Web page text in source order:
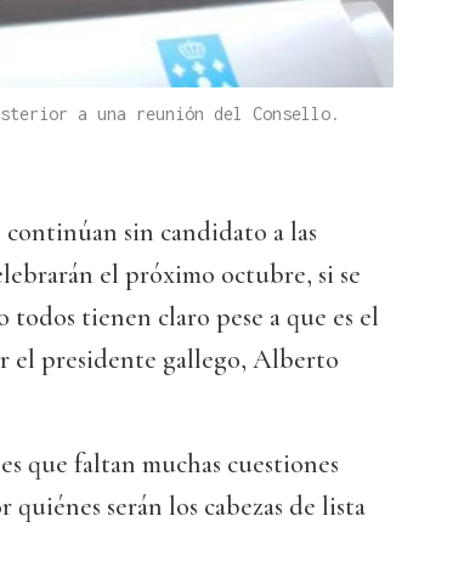
a una reunión del Consello.
sin candidato a las
el próximo octubre, si se
tienen claro pese a que es el
el presidente gallego, Alberto
que faltan muchas cuestiones
serán los cabezas de lista